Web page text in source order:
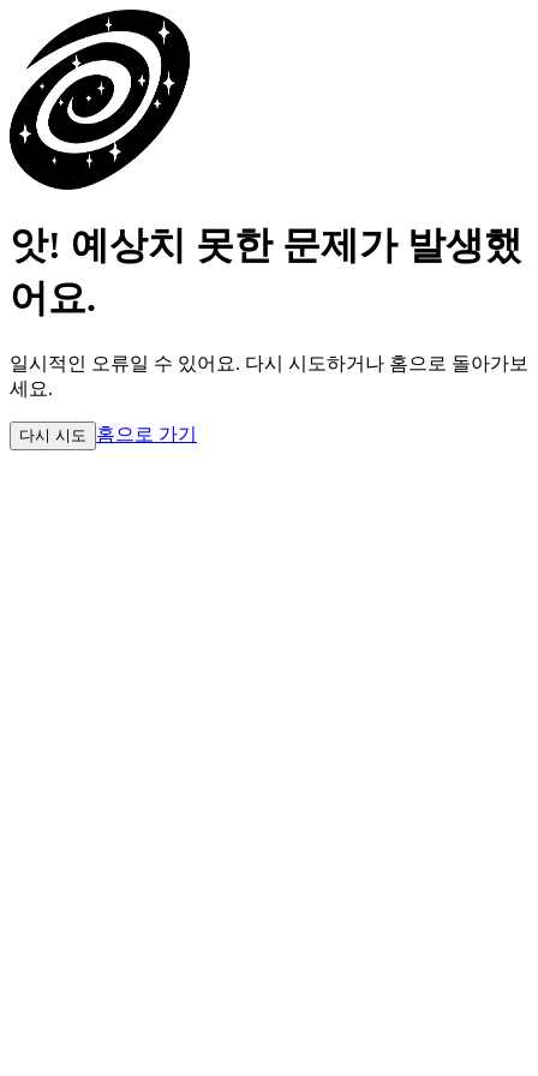
앗! 예상치 못한 문제가 발생했
어요.
일시적인 오류일 수 있어요. 다시 시도하거나 홈으로 돌아가보
세요.
다시 시도 홈으로 가기